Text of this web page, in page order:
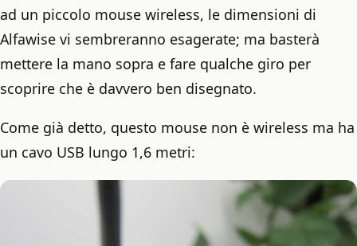
ad un piccolo mouse wireless, le dimensioni di
Alfawise vi sembreranno esagerate; ma basterà
mettere la mano sopra e fare qualche giro per
scoprire che è davvero ben disegnato.
Come già detto, questo mouse non è wireless ma ha
un cavo USB lungo 1,6 metri: